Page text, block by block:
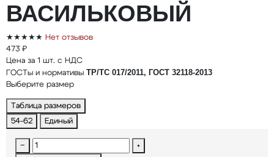
ВАСИЛЬКОВЫЙ
★★★★★ Нет отзывов
473 ₽
Цена за 1 шт. с НДС
ГОСТы и нормативы ТР/ТС 017/2011, ГОСТ 32118-2013
Выберите размер
Таблица размеров
54-62
Единый
−
+